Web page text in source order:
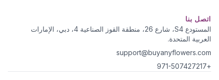
اتصل بنا
المستودع S4، شارع 26، منطقة القوز الصناعية 4، دبي، الإمارات
العربية المتحدة.
support@buyanyflowers.com
+971-507427217